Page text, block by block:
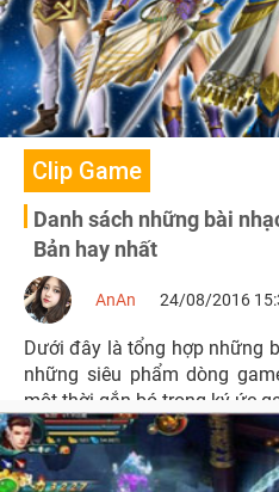
Clip Game
Danh sách những bài
Bản hay nhất
AnAn 24/08/2016
Dưới đây là tổng hợp những
những siêu phẩm dòng
một thời gắn bó trong ký ức